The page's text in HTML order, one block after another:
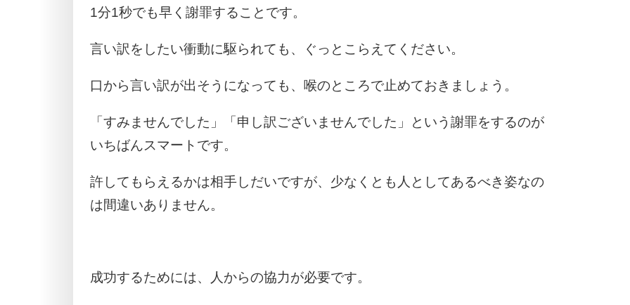
1分1秒でも早く謝罪することです。
言い訳をしたい衝動に駆られても、ぐっとこらえてください。
口から言い訳が出そうになっても、喉のところで止めておきましょう。
「すみませんでした」「申し訳ございませんでした」という謝罪をするのが
いちばんスマートです。
許してもらえるかは相手しだいですが、少なくとも人としてあるべき姿なの
は間違いありません。
成功するためには、人からの協力が必要です。